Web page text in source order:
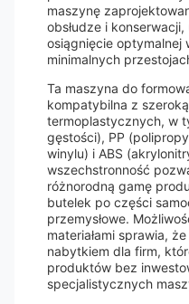
maszynę
obsłudze i
osiągnięcie optymalnej
minimalnych
Ta maszyna do
kompatybilna z
termoplastycznych, w
gęstości), PP
winylu) i ABS
wszechstronność
różnorodną gamę
butelek po części
przemysłowe.
materiałami sprawia,
nabytkiem dla firm,
produktów bez
specjalistycznych